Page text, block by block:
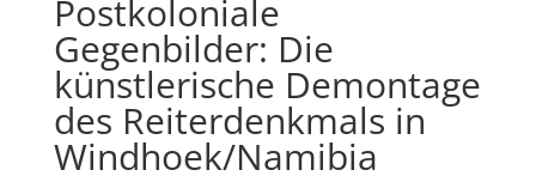
Postkoloniale
Gegenbilder: Die
künstlerische Demontage
des Reiterdenkmals in
Windhoek/Namibia